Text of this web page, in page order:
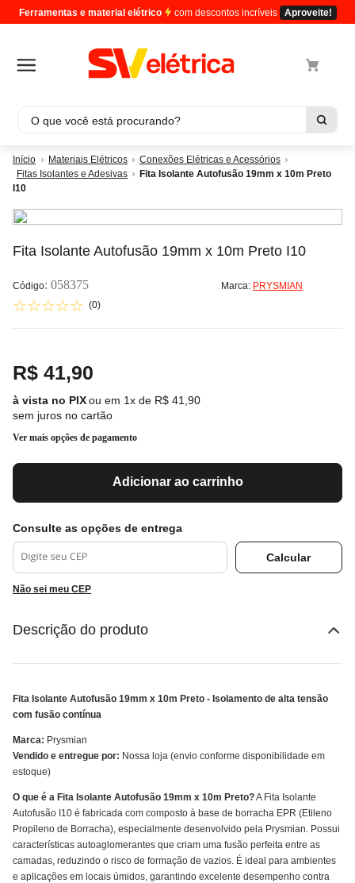
Ferramentas e material elétrico com descontos incríveis Aproveite!
O que você está procurando?
Materiais Elétricos
Conexões Elétricas e Acessórios
Fitas Isolantes e Adesivas
Fita Isolante Autofusão 19mm x 10m Preto
I10
Fita Isolante Autofusão 19mm x 10m Preto I10
: 058375 Marca: PRYSMIAN
☆☆☆☆☆ (0)
R$ 41,90
ou em 1x de R$ 41 90
sem juros no cartão
Ver mais opções de pagamento
Adicionar ao carrinho
Não sei meu CEP
Descrição do produto
Fita Isolante Autofusão 19mm x 10m Preto - Isolamento de alta tensão
com fusão contínua
Marca: Prysmian
Vendido e entregue por: Nossa loja (envio conforme disponibilidade em
estoque)
O que é a Fita Isolante Autofusão 19mm x 10m Preto?A Fita Isolante
Autofusão I10 é fabricada com composto à base de borracha EPR (Etileno
Propileno de Borracha), especialmente desenvolvido pela Prysmian. Possui
características autoaglomerantes que criam uma fusão perfeita entre as
camadas, reduzindo o risco de formação de vazios. É ideal para ambientes
e aplicações em locais úmidos, garantindo excelente desempenho contra
Termos mais buscados
2º luminaria
4º 4
5º cabo pp